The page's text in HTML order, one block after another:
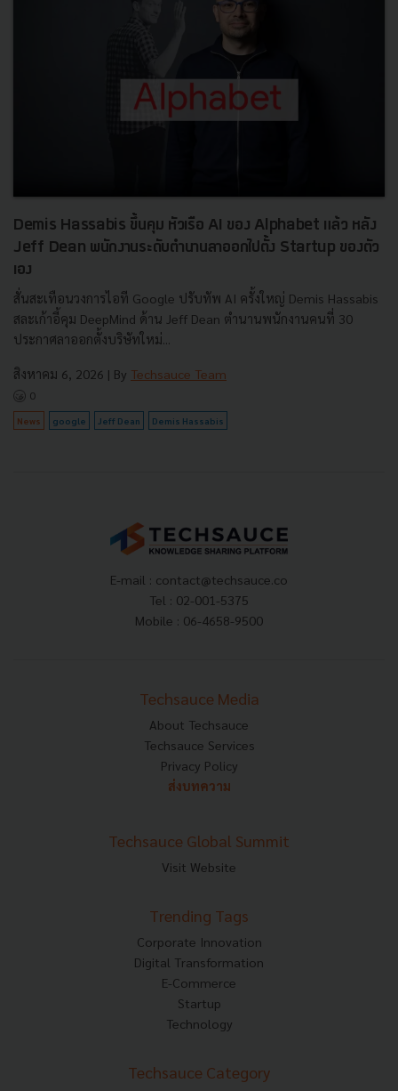
Demis Hassabis ขึ้นคุม หัวเรือ AI ของ Alphabet แล้ว หลัง
Jeff Dean พนักงานระดับตำนานลาออกไปตั้ง Startup ของตัว
เอง
สั่นสะเทือนวงการไอที Google ปรับทัพ AI ครั้งใหญ่ Demis Hassabis
สละเก้าอี้คุม DeepMind ด้าน Jeff Dean ตำนานพนักงานคนที่ 30
ประกาศลาออกตั้งบริษัทใหม่...
สิงหาคม 6, 2026 | By Techsauce Team
0
News google Jeff Dean Demis Hassabis
E-mail : contact@techsauce.co
Tel : 02-001-5375
Mobile : 06-4658-9500
Techsauce Media
About Techsauce
Techsauce Services
Privacy Policy
ส่งบทความ
Techsauce Global Summit
Visit Website
Trending Tags
Corporate Innovation
Digital Transformation
E-Commerce
Startup
Technology
Techsauce Category